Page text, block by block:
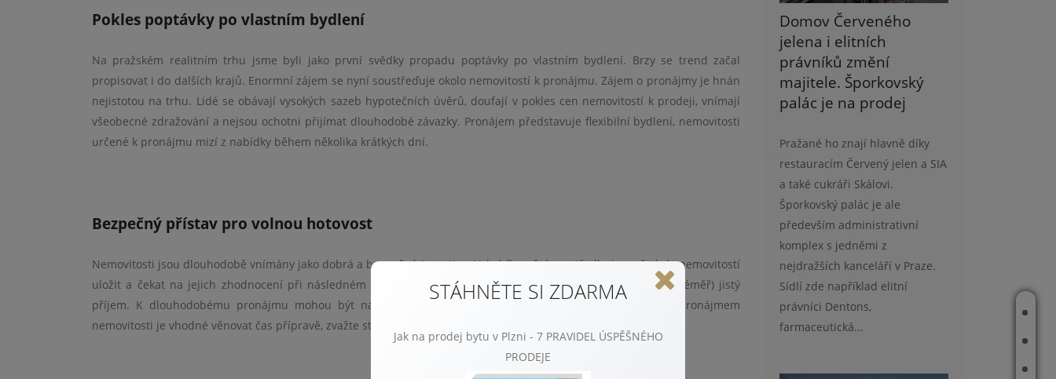
Pokles poptávky po vlastním bydlení
Na pražském realitním trhu jsme byli jako první svědky propadu poptávky po vlastním bydlení. Brzy se trend začal
propisovat i do dalších krajů. Enormní zájem se nyní soustřeďuje okolo nemovitostí k pronájmu. Zájem o pronájmy je hnán
nejistotou na trhu. Lidé se obávají vysokých sazeb hypotečních úvěrů, doufají v pokles cen nemovitostí k prodeji, vnímají
všeobecné zdražování a nejsou ochotni přijímat dlouhodobé závazky. Pronájem představuje flexibilní bydlení, nemovitosti
určené k pronájmu mizí z nabídky během několika krátkých dní.
Bezpečný přístav pro volnou hotovost
Nemovitosti jsou dlouhodobě vnímány jako dobrá a bezpečná investice. Volné finanční prostředky je možné do nemovitostí
uložit a čekat na jejich zhodnocení při následném prodeji nebo nemovitost pronajímat a mít každý měsíc (téměř) jistý
příjem. K dlouhodobému pronájmu mohou být nabídnuty rodinné domy, byty i rekreační objekty. Před pronájmem
nemovitosti je vhodné věnovat čas přípravě, zvažte stavební úpravy nebo změnu dispozičního uspořádání.
Domov Červeného
jelena i elitních
právníků změní
majitele. Šporkovský
palác je na prodej
Pražané ho znají hlavně díky
restauracím Červený jelen a SIA
a také cukráři Skálovi.
Šporkovský palác je ale
především administrativní
komplex s jedněmi z
nejdražších kanceláří v Praze.
Sídlí zde například elitní
právníci Dentons,
farmaceutická...
STÁHNĚTE SI ZDARMA
Jak na prodej bytu v Plzni - 7 PRAVIDEL ÚSPĚŠNÉHO
PRODEJE